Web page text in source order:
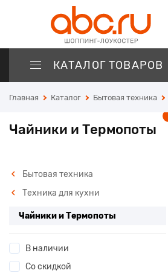
КАТАЛОГ ТОВАРОВ
Главная Каталог Бытовая техника
Чайники и Термопоты
Бытовая техника
Техника для кухни
Чайники и Термопоты
В наличии
Со скидкой